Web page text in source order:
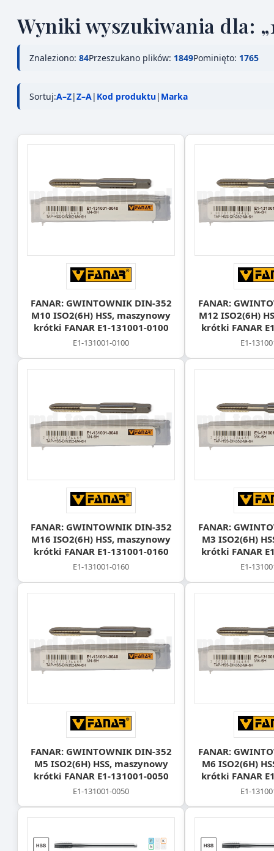
Wyniki wyszukiwania dla:
Znaleziono: 84Przeszukano plików: 1849Pominięto: 1765
Sortuj:A–Z|Z–A| Kod produktu| Marka
FANAR: GWINTOWNIK DIN-352
M10 ISO2(6H) HSS, maszynowy
krótki FANAR E1-131001-0100
E1-131001-0100
FANAR:
M12 ISO2(6H)
krótki FANAR
E1-
FANAR: GWINTOWNIK DIN-352
M16 ISO2(6H) HSS, maszynowy
krótki FANAR E1-131001-0160
E1-131001-0160
FANAR:
M3 ISO2(6H)
krótki FANAR
E1-
FANAR: GWINTOWNIK DIN-352
M5 ISO2(6H) HSS, maszynowy
krótki FANAR E1-131001-0050
E1-131001-0050
FANAR:
M6 ISO2(6H)
krótki FANAR
E1-